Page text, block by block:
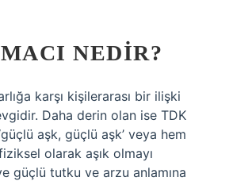
NEDIR?
karşı kişilerarası bir ilişki
Daha derin olan ise TDK
aşk, güçlü aşk’ veya hem
olarak aşık olmayı
güçlü tutku ve arzu anlamına